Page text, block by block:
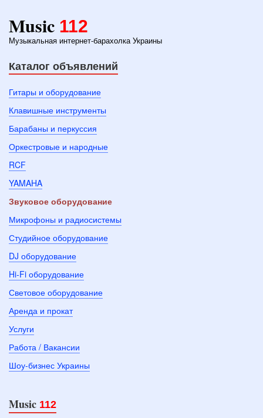
Music 112
Музыкальная интернет-барахолка Украины
Каталог объявлений
Гитары и оборудование
Клавишные инструменты
Барабаны и перкуссия
Оркестровые и народные
RCF
YAMAHA
Звуковое оборудование
Микрофоны и радиосистемы
Студийное оборудование
DJ оборудование
Hi-Fi оборудование
Световое оборудование
Аренда и прокат
Услуги
Работа / Вакансии
Шоу-бизнес Украины
Music 112